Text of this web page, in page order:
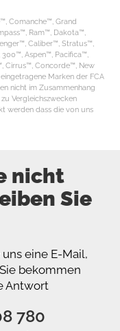
Comanche™, Grand
Ram™, Dakota™,
Caliber™, Stratus™,
Aspen™, Pacifica™,
Cirrus™, Concorde™, New
Marken der FCA
nicht im Zusammenhang
Vergleichszwecken
werden dass die von uns
nicht
Sie
eine E-Mail,
bekommen
Antwort
780